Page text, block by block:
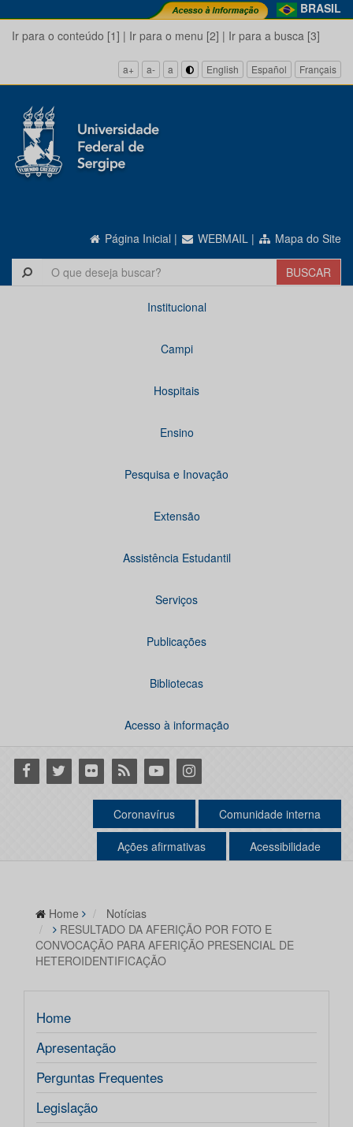
BRASIL
Ir para o conteúdo [1] | Ir para o menu [2] | Ir para a busca [3]
a+ a- a English Español Français
Página Inicial | WEBMAIL | Mapa do Site
Institucional
Campi
Hospitais
Ensino
Pesquisa e Inovação
Extensão
Assistência Estudantil
Serviços
Publicações
Bibliotecas
Acesso à informação
Facebook
Twitter Flickr RSS YoutubeInstagram
Coronavírus Comunidade interna
Ações afirmativas Acessibilidade
Home
Notícias
RESULTADO DA AFERIÇÃO POR FOTO E
CONVOCAÇÃO PARA AFERIÇÃO PRESENCIAL DE
HETEROIDENTIFICAÇÃO
Home
Apresentação
Perguntas Frequentes
Legislação